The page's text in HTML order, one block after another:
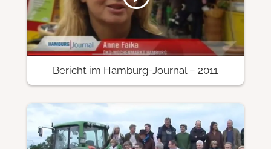
Bericht im Hamburg-Journal – 2011